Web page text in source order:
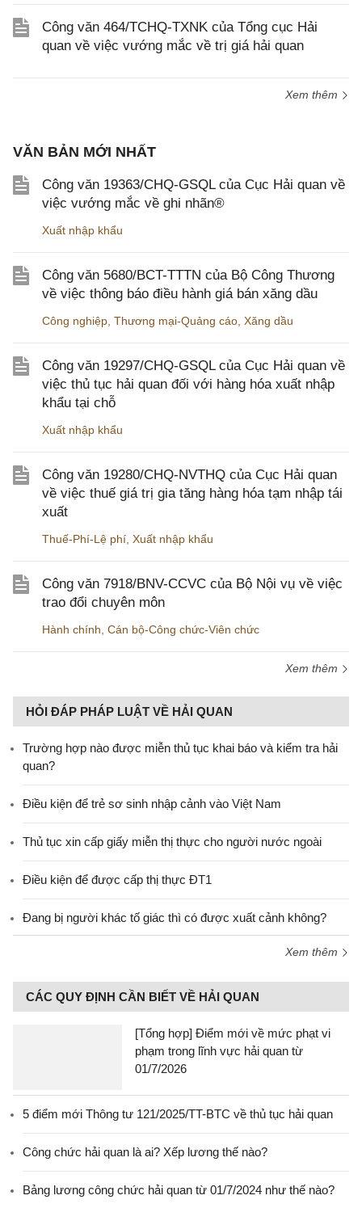
Công văn 464/TCHQ-TXNK của Tổng cục Hải
quan về việc vướng mắc về trị giá hải quan
Xem thêm
VĂN BẢN MỚI NHẤT
Công văn 19363/CHQ-GSQL của Cục Hải quan về
việc vướng mắc về ghi nhãn®
Xuất nhập khẩu
Công văn 5680/BCT-TTTN của Bộ Công Thương
về việc thông báo điều hành giá bán xăng dầu
Công nghiệp Thương mại-Quảng cáo Xăng dầu
Công văn 19297/CHQ-GSQL của Cục Hải quan về
việc thủ tục hải quan đối với hàng hóa xuất nhập
khẩu tại chỗ
Xuất nhập khẩu
Công văn 19280/CHQ-NVTHQ của Cục Hải quan
về việc thuế giá trị gia tăng hàng hóa tạm nhập tái
xuất
Thuế-Phí-Lệ phí Xuất nhập khẩu
Công văn 7918/BNV-CCVC của Bộ Nội vụ về việc
trao đổi chuyên môn
Hành chính Cán bộ-Công chức-Viên chức
Xem thêm
HỎI ĐÁP PHÁP LUẬT VỀ HẢI QUAN
Trường hợp nào được miễn thủ tục khai báo và kiểm tra hải
quan?
Điều kiện để trẻ sơ sinh nhập cảnh vào Việt Nam
Thủ tục xin cấp giấy miễn thị thực cho người nước ngoài
Điều kiện để được cấp thị thực ĐT1
Đang bị người khác tố giác thì có được xuất cảnh không?
Xem thêm
CÁC QUY ĐỊNH CẦN BIẾT VỀ HẢI QUAN
[Tổng hợp] Điểm mới về mức phạt vi
phạm trong lĩnh vực hải quan từ
01/7/2026
5 điểm mới Thông tư 121/2025/TT-BTC về thủ tục hải quan
Công chức hải quan là ai? Xếp lương thế nào?
Bảng lương công chức hải quan từ 01/7/2024 như thế nào?